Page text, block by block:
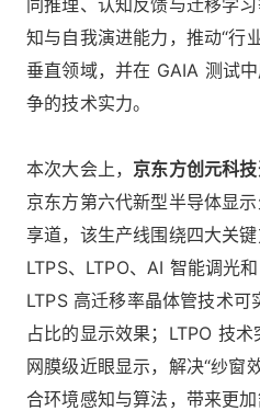
知与自我演进能力，推动“行
垂直领域，并在 GAIA 测试
争的技术实力。
本次大会上， 京东方创元科
京东方第六代新型半导体显
享道，该生产线围绕四大关
LTPS、LTPO、AI 智能调光
LTPS 高迁移率晶体管技术
占比的显示效果；LTPO 技
网膜级近眼显示，解决“纱窗
合环境感知与算法，带来更